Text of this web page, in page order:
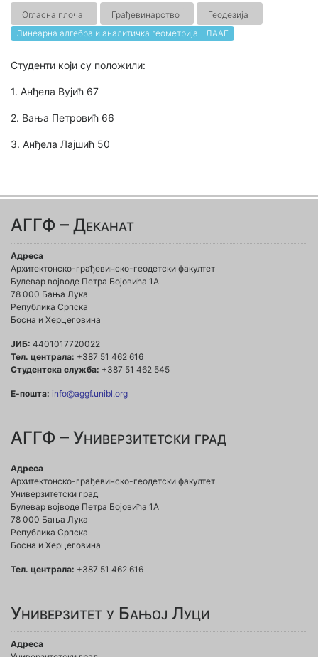
Огласна плоча Грађевинарство
Геодезија
Линеарна алгебра и аналитичка геометрија - ЛААГ
Студенти који су положили:
1. Анђела Вујић 67
2. Вања Петровић 66
3. Анђела Лајшић 50
АГГФ – Деканат
Адреса
Архитектонско-грађевинско-геодетски факултет
Булевар војводе Петра Бојовића 1A
78 000 Бања Лука
Република Српска
Босна и Херцеговина
ЈИБ: 4401017720022
Тел. централа: +387 51 462 616
Студентска служба: +387 51 462 545
Е-пошта: info@aggf.unibl.org
АГГФ – Универзитетски град
Адреса
Архитектонско-грађевинско-геодетски факултет
Универзитетски град
Булевар војводе Петра Бојовића 1A
78 000 Бања Лука
Република Српска
Босна и Херцеговина
Тел. централа: +387 51 462 616
Универзитет у Бањој Луци
Адреса